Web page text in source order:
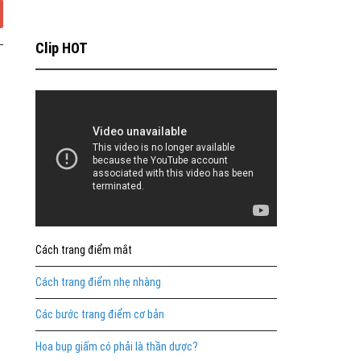
Clip HOT
Cách trang điểm mắt
Cách trang điểm nhẹ nhàng
Các bước trang điểm cơ bản
Hoa bụp giấm có phải là thần dược?